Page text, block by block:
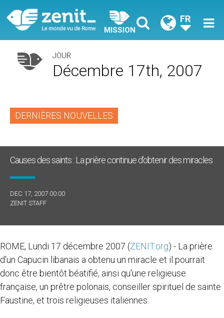
MISSION
FR
JOUR
Décembre 17th, 2007
DERNIÈRES NOUVELLES
Causes des saints : La prière continue d’obtenir des miracles
DEC 17, 2007 00:00
ZENIT STAFF
ROME, Lundi 17 décembre 2007 (ZENIT.org) - La prière
d'un Capucin libanais a obtenu un miracle et il pourrait
donc être bientôt béatifié, ainsi qu'une religieuse
française, un prêtre polonais, conseiller spirituel de sainte
Faustine, et trois religieuses italiennes.